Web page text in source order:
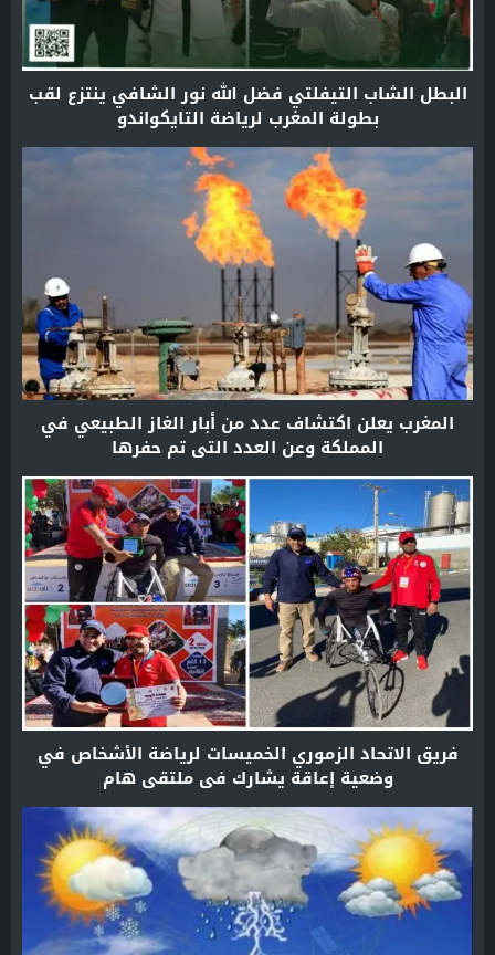
البطل الشاب التيفلتي فضل الله نور الشافي ينتزع لقب
بطولة المغرب لرياضة التايكواندو
المغرب يعلن اكتشاف عدد من أبار الغاز الطبيعي في
المملكة وعن العدد التي تم حفرها
فريق الاتحاد الزموري الخميسات لرياضة الأشخاص في
وضعية إعاقة يشارك في ملتقى هام